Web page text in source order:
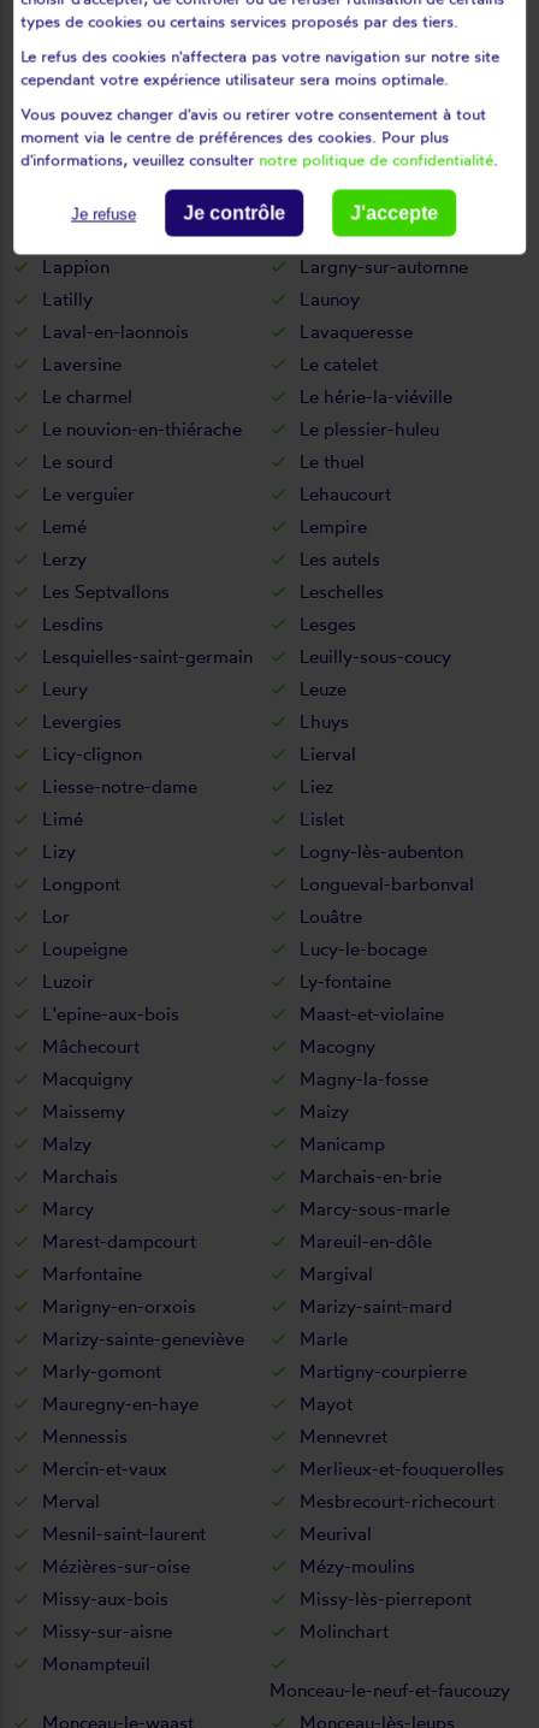
La vallée-au-blé
La vallée-mulâtre
La ville-aux-bois-lès-dizy
La ville-aux-bois-lès-pontavert
Laigny
Lanchy
Landicourt
Landifay-et-bertaignemont
Landouzy-la-cour
Landouzy-la-ville
Landricourt
Laon
Lappion
Largny-sur-automne
Latilly
Launoy
Laval-en-laonnois
Lavaqueresse
Laversine
Le catelet
Le charmel
Le hérie-la-viéville
Le nouvion-en-thiérache
Le plessier-huleu
Le sourd
Le thuel
Le verguier
Lehaucourt
Lemé
Lempire
Lerzy
Les autels
Les Septvallons
Leschelles
Lesdins
Lesges
Lesquielles-saint-germain
Leuilly-sous-coucy
Leury
Leuze
Levergies
Lhuys
Licy-clignon
Lierval
Liesse-notre-dame
Liez
Limé
Lislet
Lizy
Logny-lès-aubenton
Longpont
Longueval-barbonval
Lor
Louâtre
Loupeigne
Lucy-le-bocage
Luzoir
Ly-fontaine
L'epine-aux-bois
Maast-et-violaine
Mâchecourt
Macogny
Macquigny
Magny-la-fosse
Maissemy
Maizy
Malzy
Manicamp
Marchais
Marchais-en-brie
Marcy
Marcy-sous-marle
Marest-dampcourt
Mareuil-en-dôle
Marfontaine
Margival
Marigny-en-orxois
Marizy-saint-mard
Marizy-sainte-geneviève
Marle
Marly-gomont
Martigny-courpierre
Mauregny-en-haye
Mayot
Mennessis
Mennevret
Mercin-et-vaux
Merlieux-et-fouquerolles
Merval
Mesbrecourt-richecourt
Mesnil-saint-laurent
Meurival
Mézières-sur-oise
Mézy-moulins
Missy-aux-bois
Missy-lès-pierrepont
Missy-sur-aisne
Molinchart
Monampteuil
Monceau-le-neuf-et-faucouzy
Monceau-le-waast
Monceau-lès-leups
types de cookies ou certains services proposés par des tiers.
Le refus des cookies n'affectera pas votre navigation sur notre site
cependant votre expérience utilisateur sera moins optimale.
Vous pouvez changer d'avis ou retirer votre consentement à tout
moment via le centre de préférences des cookies. Pour plus
d'informations, veuillez consulter notre politique de confidentialité.
Je refuse Je contrôle J'accepte